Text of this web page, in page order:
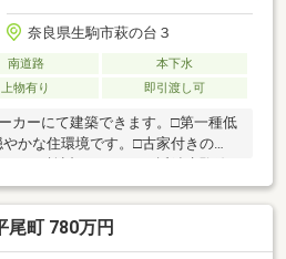
奈良県生駒市萩の台３
南道路
本下水
上物有り 即引渡し可
カーにて建築できます。□第一種低
かな住環境です。□古家付きの
地です。◆生駒市立生駒南第二小
大瀬中学校・・・・・・徒歩24分
・・・徒歩1分◆プライスカット生
大学奈良病院・・・・・・・徒歩
尾町 780万円